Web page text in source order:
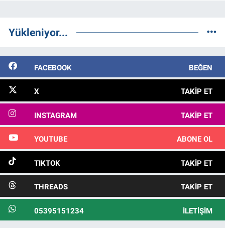
Yükleniyor...
FACEBOOK BEĞEN
X TAKIP ET
INSTAGRAM TAKIP ET
YOUTUBE ABONE OL
TIKTOK TAKIP ET
THREADS TAKIP ET
05395151234 İLETIŞIM